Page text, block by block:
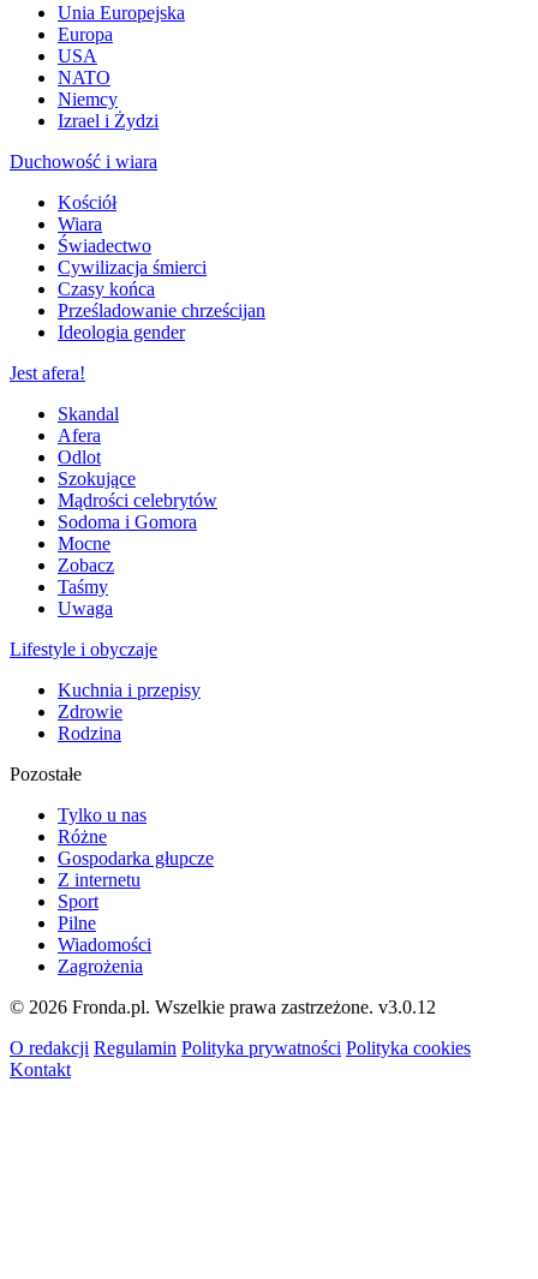
Unia Europejska
Europa
USA
NATO
Niemcy
Izrael i Żydzi
Duchowość i wiara
Kościół
Wiara
Świadectwo
Cywilizacja śmierci
Czasy końca
Prześladowanie chrześcijan
Ideologia gender
Jest afera!
Skandal
Afera
Odlot
Szokujące
Mądrości celebrytów
Sodoma i Gomora
Mocne
Zobacz
Taśmy
Uwaga
Lifestyle i obyczaje
Kuchnia i przepisy
Zdrowie
Rodzina
Pozostałe
Tylko u nas
Różne
Gospodarka głupcze
Z internetu
Sport
Pilne
Wiadomości
Zagrożenia
© 2026 Fronda.pl. Wszelkie prawa zastrzeżone. v3.0.12
O redakcji Regulamin Polityka prywatności Polityka cookies
Kontakt